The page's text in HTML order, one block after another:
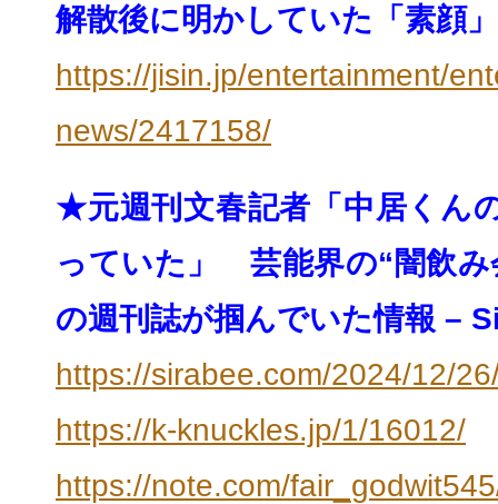
解散後に明かしていた「素顔
https://jisin.jp/entertainment/
news/2417158/
★元週刊文春記者「中居くん
っていた」 芸能界の“闇飲み
の週刊誌が掴んでいた情報 –
https://sirabee.com/2024/12/
https://k-knuckles.jp/1/16012/
https://note.com/